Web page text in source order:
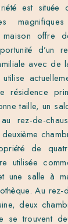
est située
maison offre
d’un
avec de
résidence
taille, un
rez-de-
de
utilisée
une salle à
Au rez-
deux
se trouvent